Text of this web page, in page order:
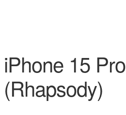
iPhone 15 Pro
(Rhapsody)